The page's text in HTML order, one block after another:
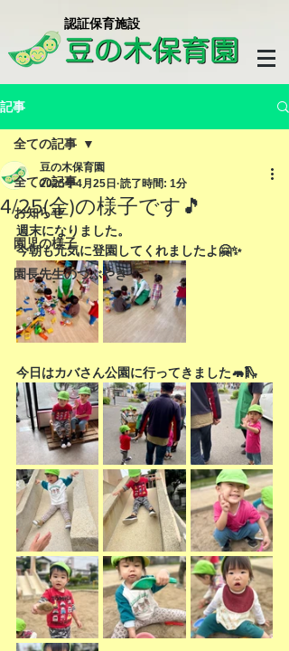
​認証保育施設
記事
全ての記事
お知らせ
園児の様子
園長先生のつぶやき
全ての記事
4/25(金)の様子です🎵
豆の木保育園
2025年4月25日 読了時間: 1分
週末になりました。
今朝も元気に登園してくれましたよ🤗✨
今日はカバさん公園に行ってきました🦛🛝